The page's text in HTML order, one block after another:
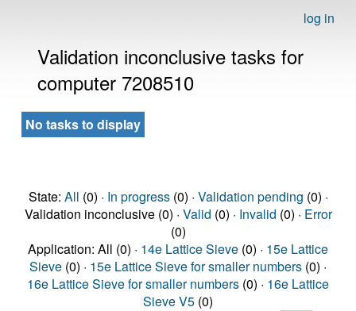
log in
Validation inconclusive tasks for
computer 7208510
No tasks to display
State: All (0) · In progress(0) · Validation pending (0) ·
Validation inconclusive (0) · Valid (0) · Invalid (0) · Error
(0)
Application: All (0) · 14e Lattice Sieve (0) · 15e Lattice
Sieve (0) · 15e Lattice Sieve for smaller numbers (0) ·
16e Lattice Sieve for smaller numbers (0) · 16e Lattice
Sieve V5 (0)